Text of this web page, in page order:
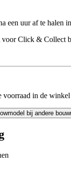
een uur af te halen
Click & Collect
in de
bij andere